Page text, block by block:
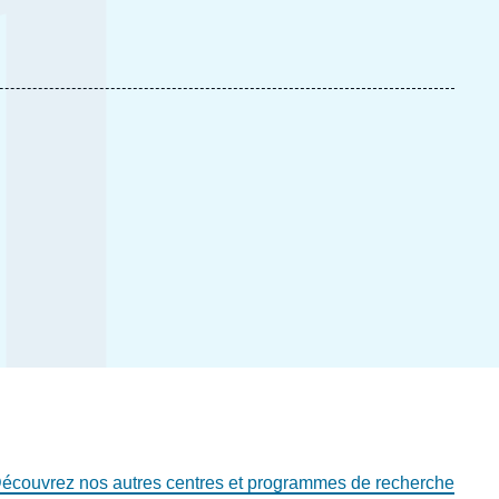
nos autres centres et programmes de recherche